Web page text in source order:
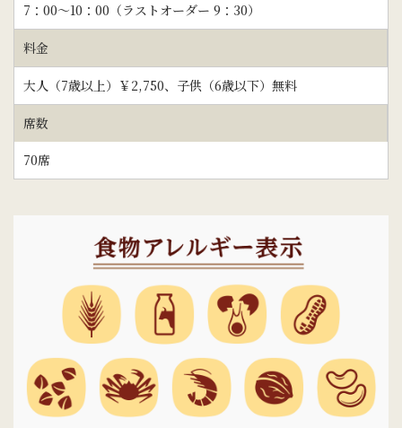
7：00～10：00（ラストオーダー 9：30）
料金
大人（7歳以上）￥2,750、子供（6歳以下）無料
席数
70席